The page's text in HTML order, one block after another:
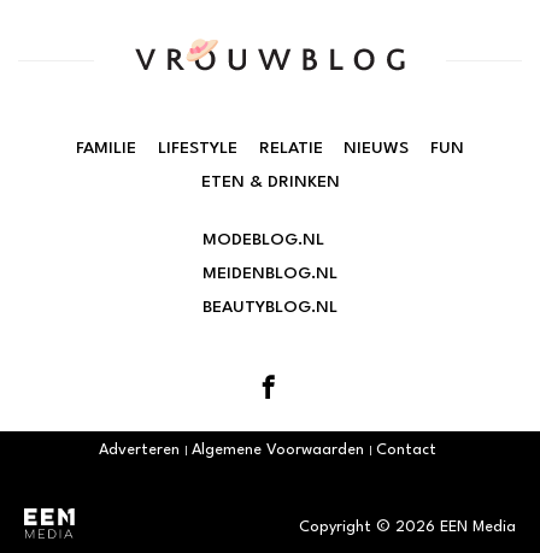
FAMILIE LIFESTYLE RELATIE NIEUWS
FUN
ETEN & DRINKEN
MODEBLOG.NL
MEIDENBLOG.NL
BEAUTYBLOG.NL
Copyright © 2026 EEN Media
Adverteren Algemene Voorwaarden Contact